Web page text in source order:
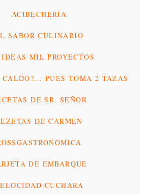
ACIBECHERÍA
SABOR CULINARIO
MIL PROYECTOS
CALDO?... PUES TOMA 2 TAZAS
DE SR. SEÑOR
DE CARMEN
DE EMBARQUE
CUCHARA